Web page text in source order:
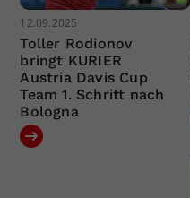
12.09.2025
Toller Rodionov
bringt KURIER
Austria Davis Cup
Team 1. Schritt nach
Bologna